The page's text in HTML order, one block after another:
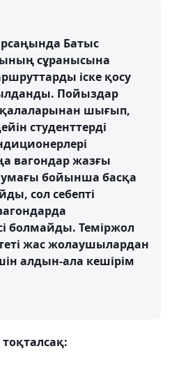
Батыс
сұранысына
іске қосу
Пойыздар
шығып,
студенттерді
вагондар жазғы
бойынша басқа
сол себепті
болмайды. Теміржол
жас жолаушылардан
алдын-ала кешірім